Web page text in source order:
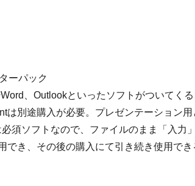
ーパック
、Outlookといったソフトがついてくる
は別途購入が必要。プレゼンテーション用
須ソフトなので、ファイルのまま「入力
でき、その後の購入にて引き続き使用でき